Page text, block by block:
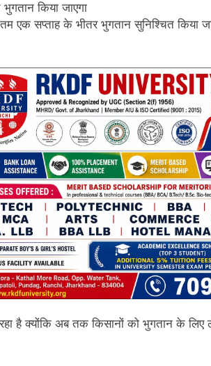
किया जाएगा
एक सप्ताह के भीतर भुगतान सुनिश्चित किया
है क्योंकि अब तक किसानों को भुगतान के